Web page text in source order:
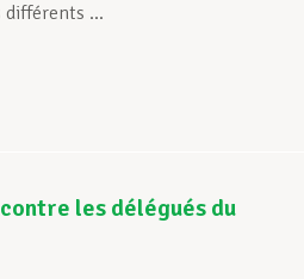
différents ...
les délégués du